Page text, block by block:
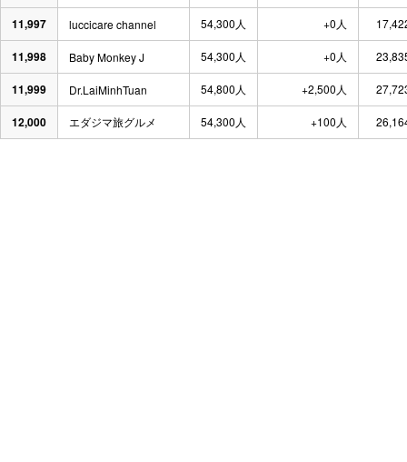
11,997 luccicare channel 54,300人 +0人
11,998 Baby Monkey J 54,300人 +0人
11,999 Dr.LaiMinhTuan 54,800人 +2,500人
12,000 エダジマ旅グルメ 54,300人 +100人